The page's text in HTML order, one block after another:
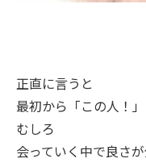
正直に言うと
最初から「この人！
むしろ
会っていく中で良さ